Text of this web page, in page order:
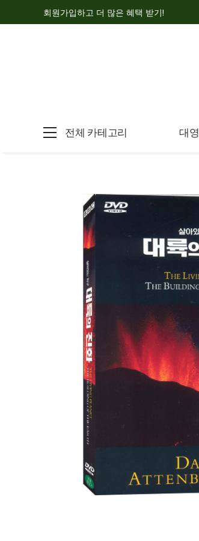
회원가입하고 더 많은 혜택 받기!
전체 카테고리 대